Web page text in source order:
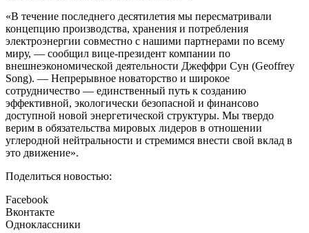
«В течение последнего десятилетия мы пересматривали
концепцию производства, хранения и потребления
электроэнергии совместно с нашими партнерами по всему
миру, — сообщил вице-президент компании по
внешнеэкономической деятельности Джеффри Сун (Geoffrey
Song). — Непрерывное новаторство и широкое
сотрудничество — единственный путь к созданию
эффективной, экологически безопасной и финансово
доступной новой энергетической структуры. Мы твердо
верим в обязательства мировых лидеров в отношении
углеродной нейтральности и стремимся внести свой вклад в
это движение».
Поделиться новостью:
Facebook
Вконтакте
Одноклассники